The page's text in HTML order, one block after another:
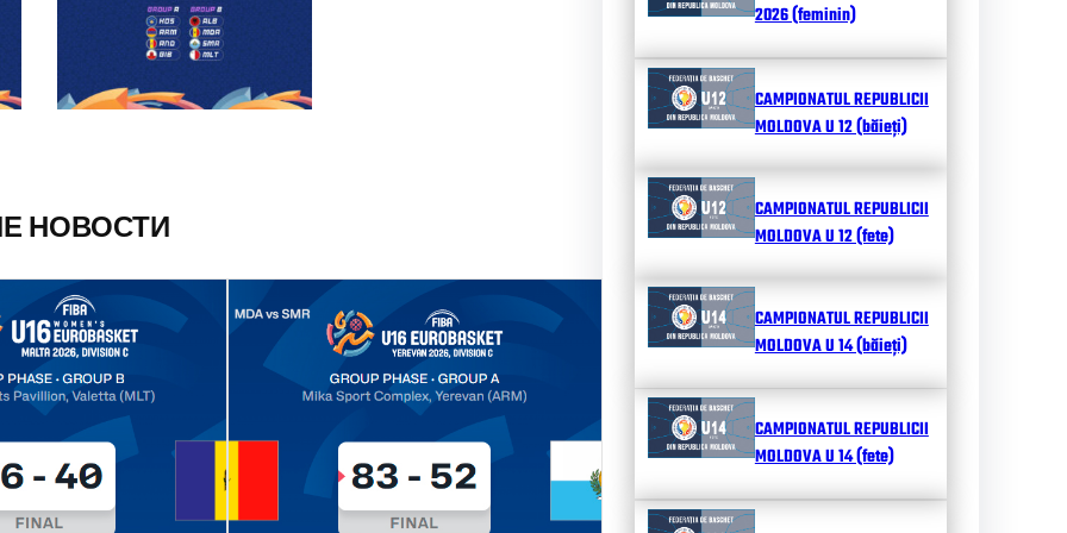
НОВОСТИ
2026 (feminin)
CAMPIONATUL REPUBLICII
MOLDOVA U 12 (băieți)
CAMPIONATUL REPUBLICII
MOLDOVA U 12 (fete)
CAMPIONATUL REPUBLICII
MOLDOVA U 14 (băieți)
CAMPIONATUL REPUBLICII
MOLDOVA U 14 (fete)